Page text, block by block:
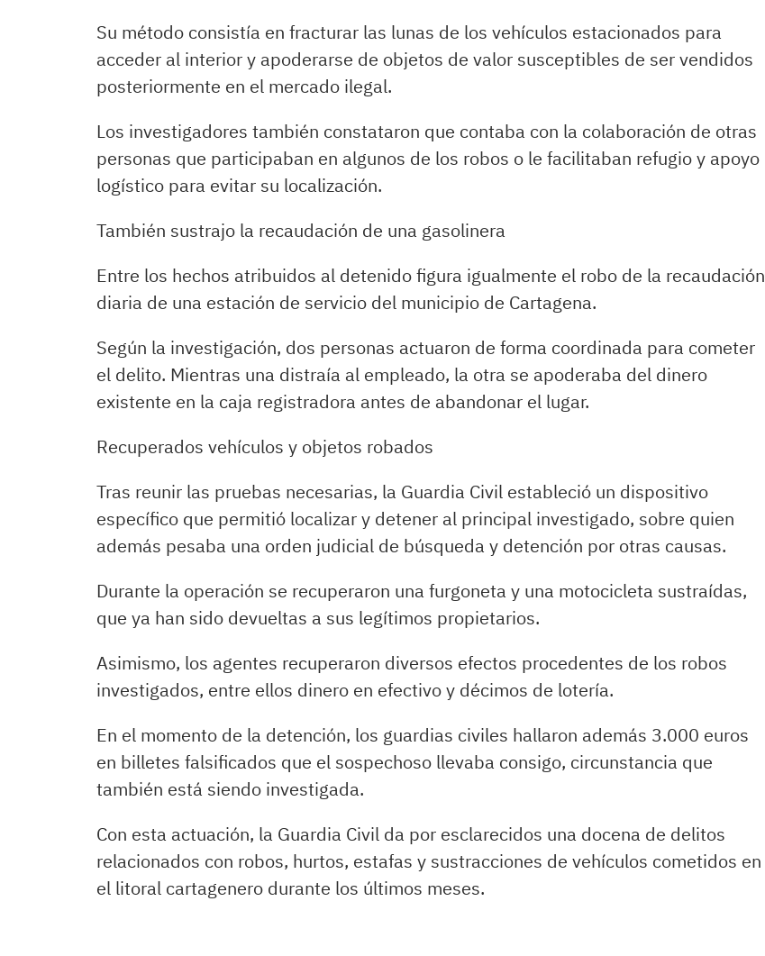
Su método consistía en fracturar las lunas de los vehículos estacionados para
acceder al interior y apoderarse de objetos de valor susceptibles de ser vendidos
posteriormente en el mercado ilegal.
Los investigadores también constataron que contaba con la colaboración de otras
personas que participaban en algunos de los robos o le facilitaban refugio y apoyo
logístico para evitar su localización.
También sustrajo la recaudación de una gasolinera
Entre los hechos atribuidos al detenido figura igualmente el robo de la recaudación
diaria de una estación de servicio del municipio de Cartagena.
Según la investigación, dos personas actuaron de forma coordinada para cometer
el delito. Mientras una distraía al empleado, la otra se apoderaba del dinero
existente en la caja registradora antes de abandonar el lugar.
Recuperados vehículos y objetos robados
Tras reunir las pruebas necesarias, la Guardia Civil estableció un dispositivo
específico que permitió localizar y detener al principal investigado, sobre quien
además pesaba una orden judicial de búsqueda y detención por otras causas.
Durante la operación se recuperaron una furgoneta y una motocicleta sustraídas,
que ya han sido devueltas a sus legítimos propietarios.
Asimismo, los agentes recuperaron diversos efectos procedentes de los robos
investigados, entre ellos dinero en efectivo y décimos de lotería.
En el momento de la detención, los guardias civiles hallaron además 3.000 euros
en billetes falsificados que el sospechoso llevaba consigo, circunstancia que
también está siendo investigada.
Con esta actuación, la Guardia Civil da por esclarecidos una docena de delitos
relacionados con robos, hurtos, estafas y sustracciones de vehículos cometidos en
el litoral cartagenero durante los últimos meses.